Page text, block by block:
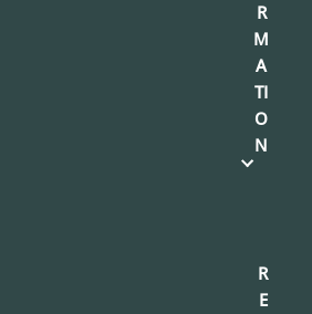
R
M
A
TI
O
N
R
E